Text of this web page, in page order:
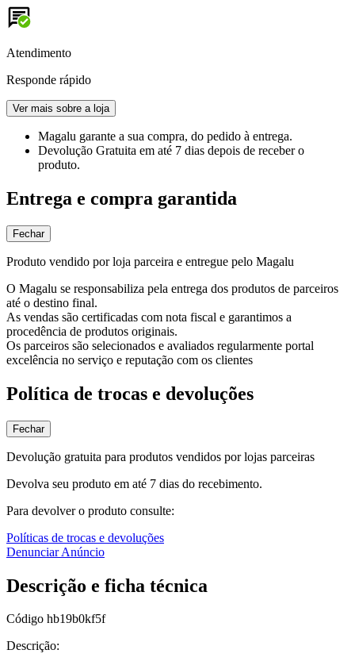
Atendimento
Responde rápido
Ver mais sobre a loja
Magalu garante a sua compra, do pedido à entrega.
Devolução Gratuita em até 7 dias depois de receber o
produto.
Entrega e compra garantida
Fechar
Produto vendido por loja parceira e entregue pelo Magalu
O Magalu se responsabiliza pela entrega dos produtos de parceiros
até o destino final.
As vendas são certificadas com nota fiscal e garantimos a
procedência de produtos originais.
Os parceiros são selecionados e avaliados regularmente portal
excelência no serviço e reputação com os clientes
Política de trocas e devoluções
Fechar
Devolução gratuita para produtos vendidos por lojas parceiras
Devolva seu produto em até 7 dias do recebimento.
Para devolver o produto consulte:
Políticas de trocas e devoluções
Denunciar Anúncio
Descrição e ficha técnica
Código hb19b0kf5f
Descrição: